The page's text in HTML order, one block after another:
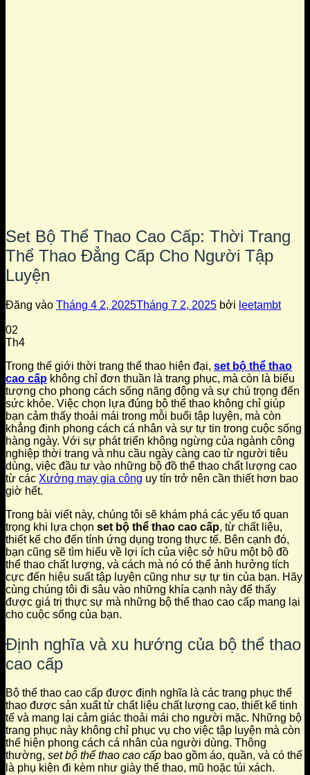
Set Bộ Thể Thao Cao Cấp: Thời Trang
Thể Thao Đẳng Cấp Cho Người Tập
Luyện
Đăng vào Tháng 4 2, 2025Tháng 7 2, 2025 bởi leetambt
02
Th4
Trong thế giới thời trang thể thao hiện đại, set bộ thể thao
cao cấp không chỉ đơn thuần là trang phục, mà còn là biểu
tượng cho phong cách sống năng động và sự chú trọng đến
sức khỏe. Việc chọn lựa đúng bộ thể thao không chỉ giúp
bạn cảm thấy thoải mái trong mỗi buổi tập luyện, mà còn
khẳng định phong cách cá nhân và sự tự tin trong cuộc sống
hàng ngày. Với sự phát triển không ngừng của ngành công
nghiệp thời trang và nhu cầu ngày càng cao từ người tiêu
dùng, việc đầu tư vào những bộ đồ thể thao chất lượng cao
từ các Xưởng may gia công uy tín trở nên cần thiết hơn bao
giờ hết.
Trong bài viết này, chúng tôi sẽ khám phá các yếu tố quan
trọng khi lựa chọn set bộ thể thao cao cấp, từ chất liệu,
thiết kế cho đến tính ứng dụng trong thực tế. Bên cạnh đó,
bạn cũng sẽ tìm hiểu về lợi ích của việc sở hữu một bộ đồ
thể thao chất lượng, và cách mà nó có thể ảnh hưởng tích
cực đến hiệu suất tập luyện cũng như sự tự tin của bạn. Hãy
cùng chúng tôi đi sâu vào những khía cạnh này để thấy
được giá trị thực sự mà những bộ thể thao cao cấp mang lại
cho cuộc sống của bạn.
Định nghĩa và xu hướng của bộ thể thao
cao cấp
Bộ thể thao cao cấp được định nghĩa là các trang phục thể
thao được sản xuất từ chất liệu chất lượng cao, thiết kế tinh
tế và mang lại cảm giác thoải mái cho người mặc. Những bộ
trang phục này không chỉ phục vụ cho việc tập luyện mà còn
thể hiện phong cách cá nhân của người dùng. Thông
thường, set bộ thể thao cao cấp bao gồm áo, quần, và có thể
là phụ kiện đi kèm như giày thể thao, mũ hoặc túi xách.